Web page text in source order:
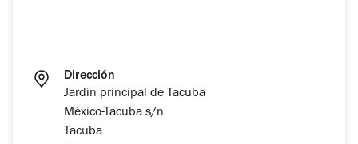
Dirección
Jardín principal de Tacuba
México-Tacuba s/n
Tacuba